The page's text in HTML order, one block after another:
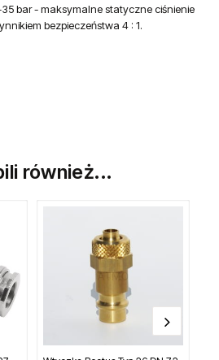
35 bar - maksymalne statyczne ciśnienie
bezpieczeństwa 4 : 1.
również...